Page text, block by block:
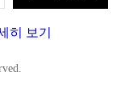
히 보기